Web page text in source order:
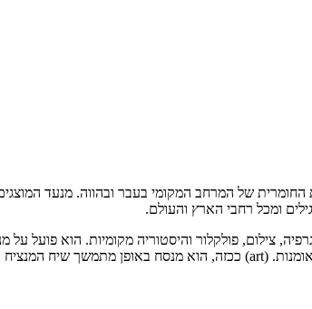
של המרחב המקומי בעבר ובהווה. מנעד
ומכל רחבי הארץ והעולם.
צילום, פולקלור והיסטוריה מקומיות. הוא פועל על